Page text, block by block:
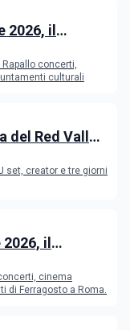
2026, il
concerti,
culturali
del Red Valley
set, creator e tre giorni
il
cinema
di Ferragosto a Roma.